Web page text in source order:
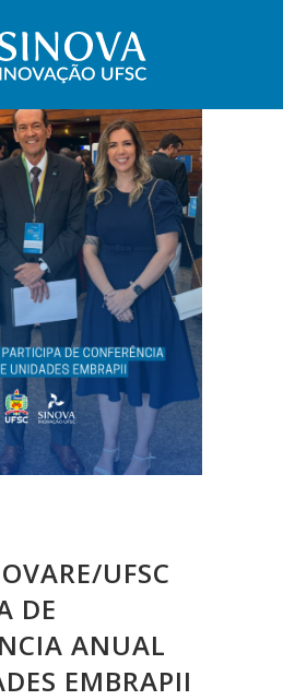
UFSC
DE
ANUAL
EMBRAPII